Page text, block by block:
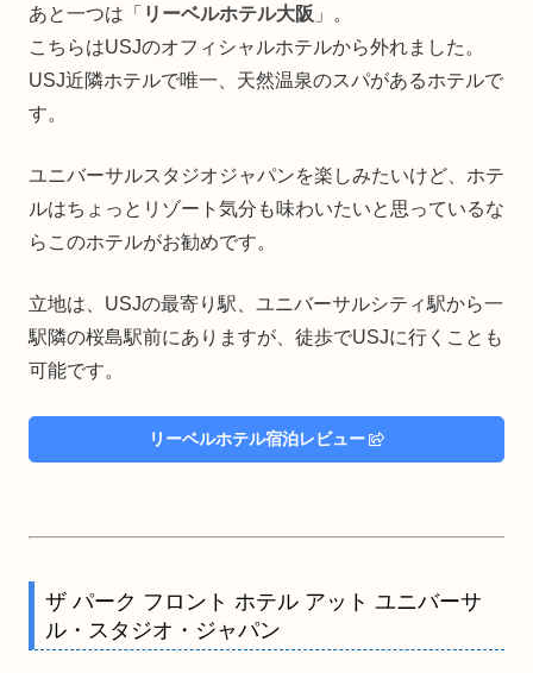
あと一つは「 リーベルホテル大阪 」。
こちらはUSJのオフィシャルホテルから外れました。
USJ近隣ホテルで唯一、天然温泉のスパがあるホテルで
す。
ユニバーサルスタジオジャパンを楽しみたいけど、ホテ
ルはちょっとリゾート気分も味わいたいと思っているな
らこのホテルがお勧めです。
立地は、USJの最寄り駅、ユニバーサルシティ駅から一
駅隣の桜島駅前にありますが、徒歩でUSJに行くことも
可能です。
リーベルホテル宿泊レビュー
ザ パーク フロント ホテル アット ユニバーサ
ル・スタジオ・ジャパン